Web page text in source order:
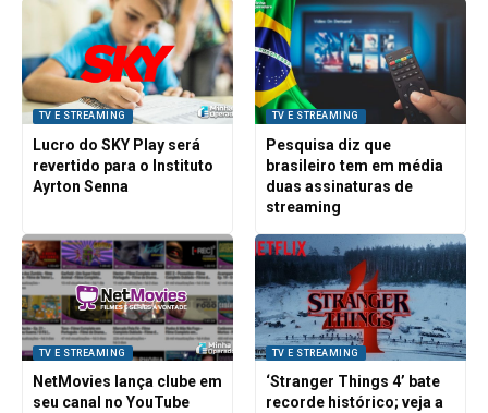
TV E STREAMING
Lucro do SKY Play será
revertido para o Instituto
Ayrton Senna
TV E STREAMING
Pesquisa diz que
brasileiro tem em média
duas assinaturas de
streaming
TV E STREAMING
NetMovies lança clube em
seu canal no YouTube
TV E STREAMING
‘Stranger Things 4’ bate
recorde histórico; veja a